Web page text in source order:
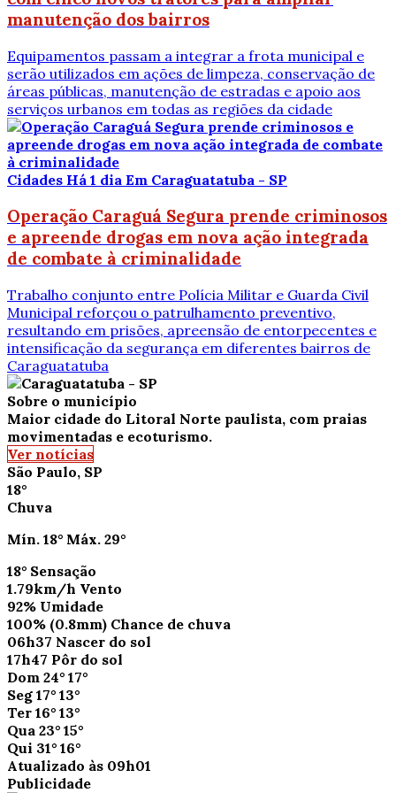
manutenção dos bairros
Equipamentos passam a integrar a frota municipal e
serão utilizados em ações de limpeza, conservação de
áreas públicas, manutenção de estradas e apoio aos
serviços urbanos em todas as regiões da cidade
Cidades Há 1 dia Em Caraguatatuba - SP
Operação Caraguá Segura prende criminosos
e apreende drogas em nova ação integrada
de combate à criminalidade
Trabalho conjunto entre Polícia Militar e Guarda Civil
Municipal reforçou o patrulhamento preventivo,
resultando em prisões, apreensão de entorpecentes e
intensificação da segurança em diferentes bairros de
Caraguatatuba
Sobre o município
Maior cidade do Litoral Norte paulista, com praias
movimentadas e ecoturismo.
Ver notícias
São Paulo, SP
18°
Chuva
Mín. 18° Máx. 29°
18° Sensação
1.79km/h Vento
92% Umidade
100% (0.8mm) Chance de chuva
06h37 Nascer do sol
17h47 Pôr do sol
Dom 24° 17°
Seg 17° 13°
Ter 16° 13°
Qua 23° 15°
Qui 31° 16°
Atualizado às 09h01
Publicidade